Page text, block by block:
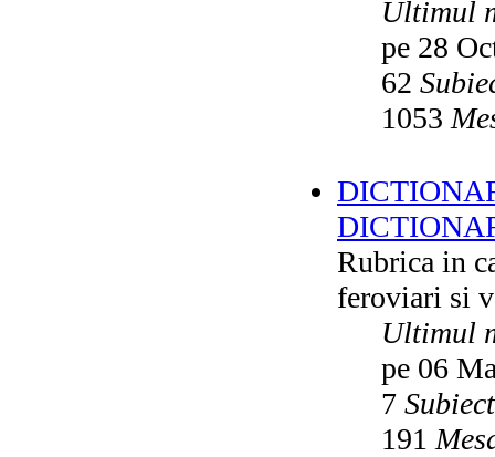
Ultimul
pe 28
62
1053
Rubrica in
feroviari si
Ultimul
pe 06
7
191